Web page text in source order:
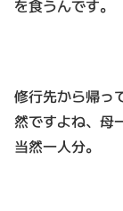
を食うんです。
修行先から帰っ
然ですよね、母
当然一人分。